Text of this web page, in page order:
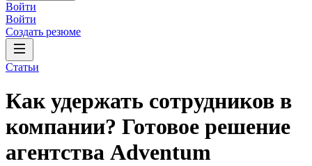
Войти
Войти
Создать резюме
Статьи
Как удержать сотрудников в
компании? Готовое решение
агентства Adventum